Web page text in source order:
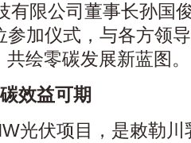
有限公司董事长孙国
参加仪式，与各方领
绘零碳发展新蓝图。
效益可期
光伏项目，是敕勒川